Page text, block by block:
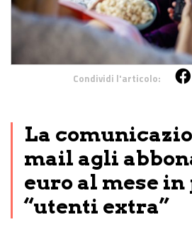
Condividi l'articolo:
La
mail agli
euro al mese
“utenti extra”